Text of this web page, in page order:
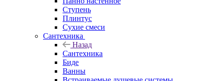
Ступень
Плинтус
Сухие смеси
Сантехника
Назад
Сантехника
Биде
Ванны